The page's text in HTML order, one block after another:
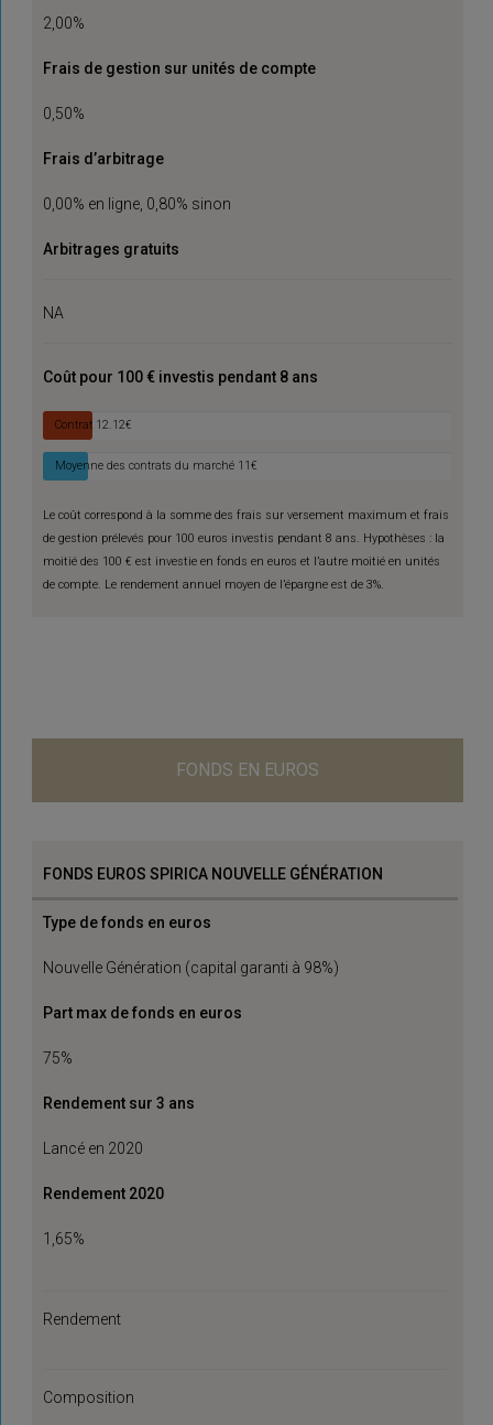
2,00%
Frais de gestion sur unités de compte
0,50%
Frais d’arbitrage
0,00% en ligne, 0,80% sinon
Arbitrages gratuits
NA
Coût pour 100 € investis pendant 8 ans
Contrat 12.12€
Moyenne des contrats du marché 11€
Le coût correspond à la somme des frais sur versement maximum et frais
de gestion prélevés pour 100 euros investis pendant 8 ans. Hypothèses : la
moitié des 100 € est investie en fonds en euros et l’autre moitié en unités
de compte. Le rendement annuel moyen de l’épargne est de 3%.
FONDS EN EUROS
FONDS EUROS SPIRICA NOUVELLE GÉNÉRATION
Type de fonds en euros
Nouvelle Génération (capital garanti à 98%)
Part max de fonds en euros
75%
Rendement sur 3 ans
Lancé en 2020
Rendement 2020
1,65%
Rendement
Composition